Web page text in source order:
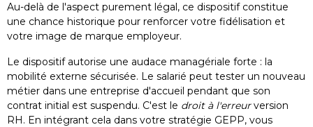
Au-delà de l'aspect purement légal, ce dispositif constitue
une chance historique pour renforcer votre fidélisation et
votre image de marque employeur.
Le dispositif autorise une audace managériale forte : la
mobilité externe sécurisée. Le salarié peut tester un nouveau
métier dans une entreprise d'accueil pendant que son
contrat initial est suspendu. C'est le droit à l'erreurversion
RH. En intégrant cela dans votre stratégie GEPP, vous